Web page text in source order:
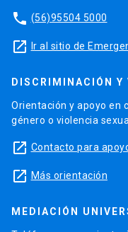
phone (56)95504 5000
launch Ir al sitio de
DISCRIMINACIÓN Y
Orientación y apoyo en
género o violencia
launch Contacto para
launch Más orientación
MEDIACIÓN